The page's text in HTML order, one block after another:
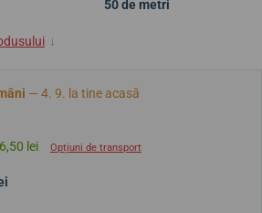
50 de metri
↓
— 4. 9. la tine acasă
lei Opțiuni de transport